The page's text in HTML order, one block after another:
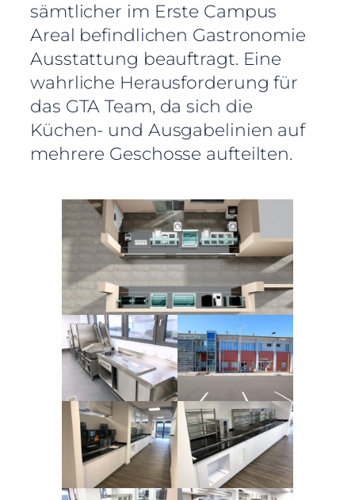
sämtlicher im Erste Campus
Areal befindlichen Gastronomie
Ausstattung beauftragt. Eine
wahrliche Herausforderung für
das GTA Team, da sich die
Küchen- und Ausgabelinien auf
mehrere Geschosse aufteilten.